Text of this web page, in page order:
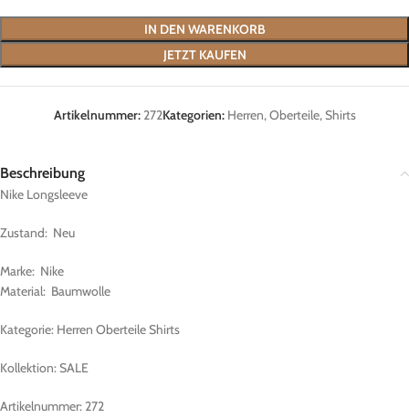
IN DEN WARENKORB
JETZT KAUFEN
Artikelnummer: 272Kategorien: Herren, Oberteile, Shirts
Beschreibung
Nike Longsleeve
Zustand: Neu
Marke: Nike
Material: Baumwolle
Kategorie: Herren Oberteile Shirts
Kollektion: SALE
Artikelnummer: 272